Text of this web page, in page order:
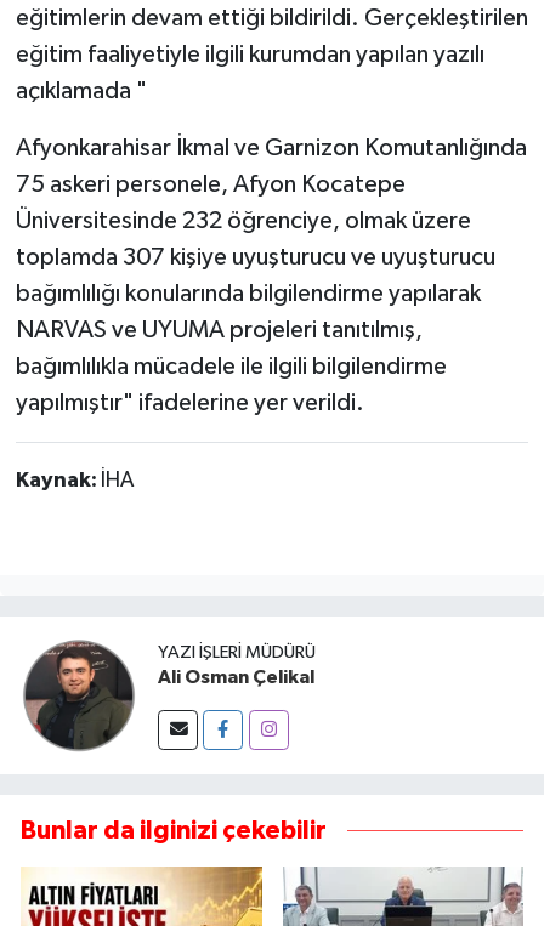
eğitimlerin devam ettiği bildirildi. Gerçekleştirilen
eğitim faaliyetiyle ilgili kurumdan yapılan yazılı
açıklamada "
Afyonkarahisar İkmal ve Garnizon Komutanlığında
75 askeri personele, Afyon Kocatepe
Üniversitesinde 232 öğrenciye, olmak üzere
toplamda 307 kişiye uyuşturucu ve uyuşturucu
bağımlılığı konularında bilgilendirme yapılarak
NARVAS ve UYUMA projeleri tanıtılmış,
bağımlılıkla mücadele ile ilgili bilgilendirme
yapılmıştır" ifadelerine yer verildi.
Kaynak: İHA
YAZI İŞLERI MÜDÜRÜ
Ali Osman Çelikal
Bunlar da ilginizi çekebilir